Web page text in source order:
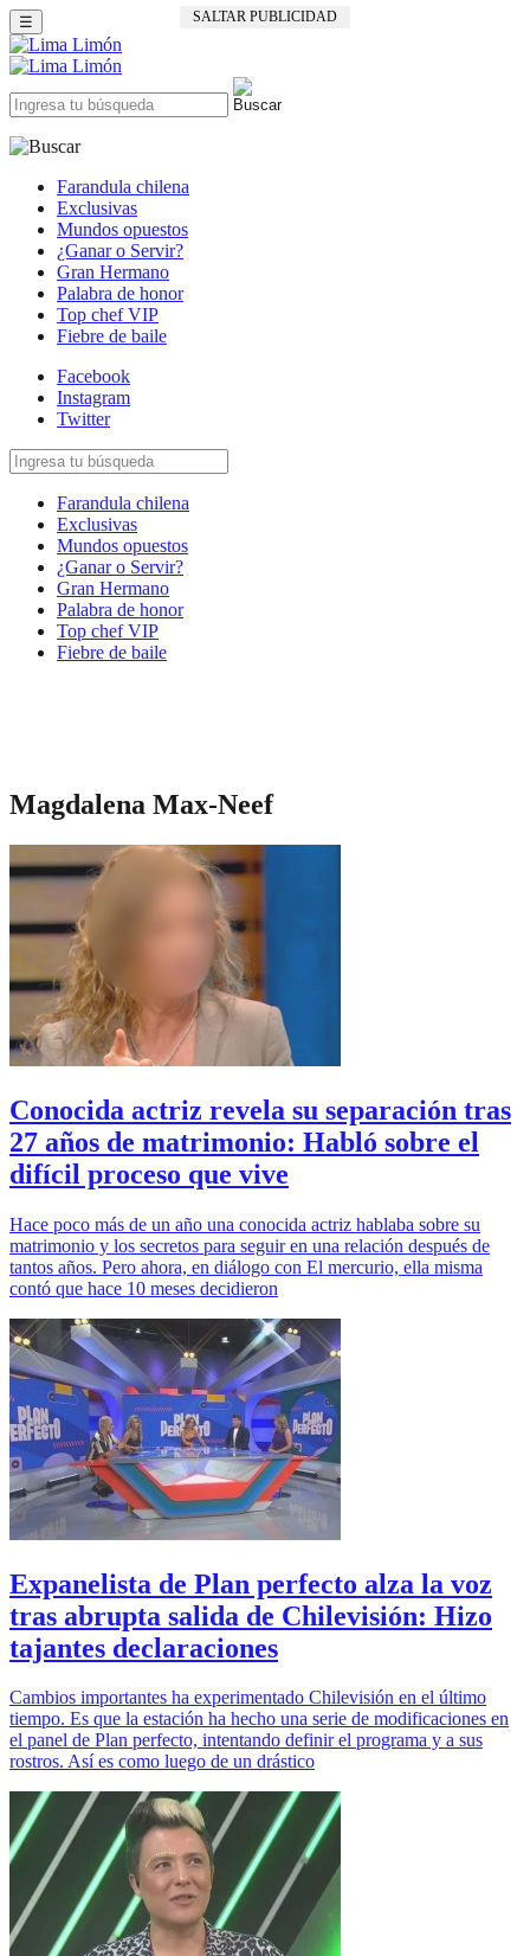
SALTAR PUBLICIDAD
☰
Farandula chilena
Exclusivas
Mundos opuestos
¿Ganar o Servir?
Gran Hermano
Palabra de honor
Top chef VIP
Fiebre de baile
Facebook
Instagram
Twitter
Farandula chilena
Exclusivas
Mundos opuestos
¿Ganar o Servir?
Gran Hermano
Palabra de honor
Top chef VIP
Fiebre de baile
Magdalena Max-Neef
Conocida actriz revela su separación tras
27 años de matrimonio: Habló sobre el
difícil proceso que vive
Hace poco más de un año una conocida actriz hablaba sobre su
matrimonio y los secretos para seguir en una relación después de
tantos años. Pero ahora, en diálogo con El mercurio, ella misma
contó que hace 10 meses decidieron
Expanelista de Plan perfecto alza la voz
tras abrupta salida de Chilevisión: Hizo
tajantes declaraciones
Cambios importantes ha experimentado Chilevisión en el último
tiempo. Es que la estación ha hecho una serie de modificaciones en
el panel de Plan perfecto, intentando definir el programa y a sus
rostros. Así es como luego de un drástico